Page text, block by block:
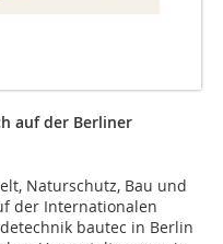
auf der Berliner
Naturschutz, Bau und
der Internationalen
bautec in Berlin